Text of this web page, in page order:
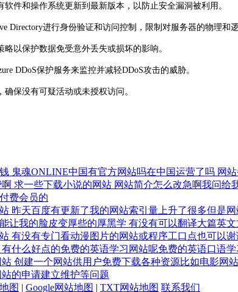
件和操作系统更新到最新版本，以防止安全漏洞被利用。
进行身份验证和访问控制，限制对服务器的物理和逻
保护数据免受意外丢失或损坏的影响。
DDoS保护服务来监控并减轻DDoS攻击的威胁。
保没有可疑活动或未授权访问。
鬼魂ONLINE中国有官方网站吗在中国运营了吗 网
啊 求一些下载小说的网站 网站简介怎么改急啊我问给
费会员的
昨天百度有更新了我的网站索引量上升了很多但是
让我的脸皮变厚些的厚黑学 有没有可以翻译大篇英
有没有专门看动漫图片的网站或程序工口点也可以谢
有什么好点的免费的英语学习网站呢免费的英语口语学
站 创建一个网站供用户免费下载各种资源比如电影网
的申请建立维护等问题
图 | Google网站地图 | TXT网站地图 联系我们